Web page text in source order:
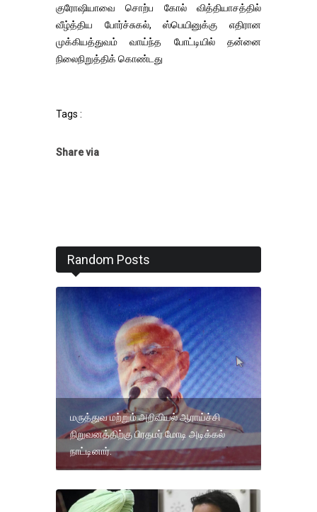
குரோஷியாவை சொற்ப கோல் வித்தியாசத்தில்
வீழ்த்திய போர்ச்சுகல், ஸ்பெயினுக்கு எதிரான
முக்கியத்துவம் வாய்ந்த போட்டியில் தன்னை
நிலைநிறுத்திக் கொண்டது
Tags :
Share via
Random Posts
மருத்துவ மற்றும் அறிவியல் ஆராய்ச்சி
நிறுவனத்திற்கு பிரதமர் மோடி அடிக்கல்
நாட்டினார்.